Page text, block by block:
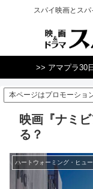
スパイ映画とス
>> アマプラ30
本ページはプロモーショ
映画『ナミ
る？
ハートウォーミング・ヒュ